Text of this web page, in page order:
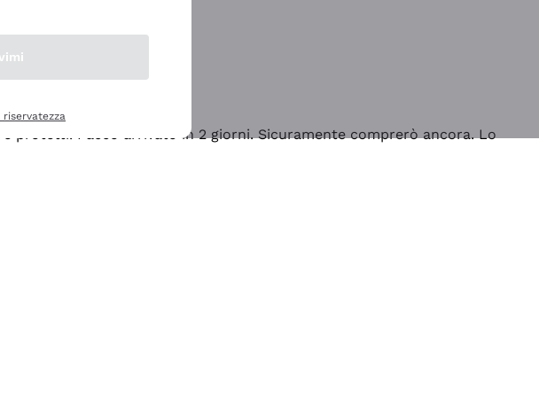
protetti. Pacco arrivato in 2 giorni. Sicuramente comprerò ancora. Lo